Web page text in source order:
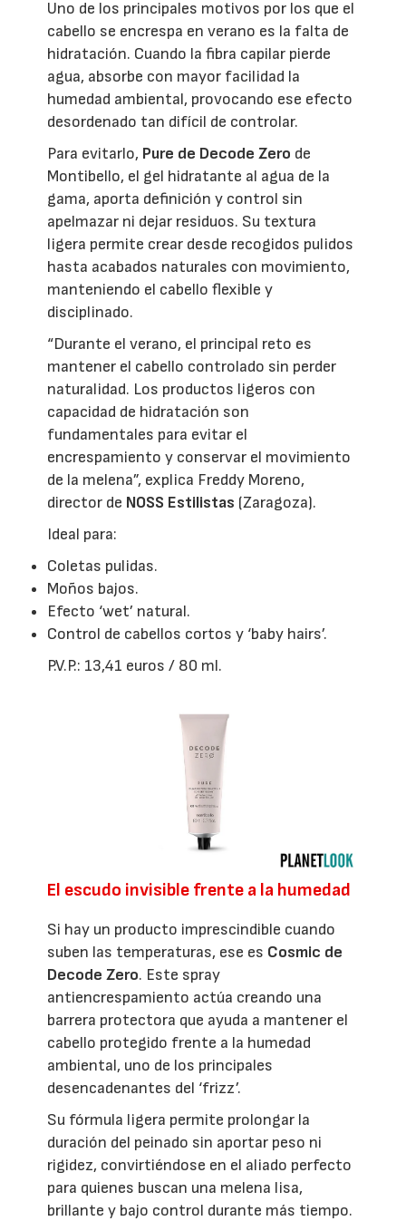
Uno de los principales motivos por los que el
cabello se encrespa en verano es la falta de
hidratación. Cuando la fibra capilar pierde
agua, absorbe con mayor facilidad la
humedad ambiental, provocando ese efecto
desordenado tan difícil de controlar.
Para evitarlo, Pure de Decode Zero de
Montibello, el gel hidratante al agua de la
gama, aporta definición y control sin
apelmazar ni dejar residuos. Su textura
ligera permite crear desde recogidos pulidos
hasta acabados naturales con movimiento,
manteniendo el cabello flexible y
disciplinado.
“Durante el verano, el principal reto es
mantener el cabello controlado sin perder
naturalidad. Los productos ligeros con
capacidad de hidratación son
fundamentales para evitar el
encrespamiento y conservar el movimiento
de la melena”, explica Freddy Moreno,
director de NOSS Estilistas (Zaragoza).
Ideal para:
Coletas pulidas.
Moños bajos.
Efecto ‘wet’ natural.
Control de cabellos cortos y ‘baby hairs’.
P.V.P.: 13,41 euros / 80 ml.
El escudo invisible frente a la humedad
Si hay un producto imprescindible cuando
suben las temperaturas, ese es Cosmic de
Decode Zero. Este spray
antiencrespamiento actúa creando una
barrera protectora que ayuda a mantener el
cabello protegido frente a la humedad
ambiental, uno de los principales
desencadenantes del ‘frizz’.
Su fórmula ligera permite prolongar la
duración del peinado sin aportar peso ni
rigidez, convirtiéndose en el aliado perfecto
para quienes buscan una melena lisa,
brillante y bajo control durante más tiempo.